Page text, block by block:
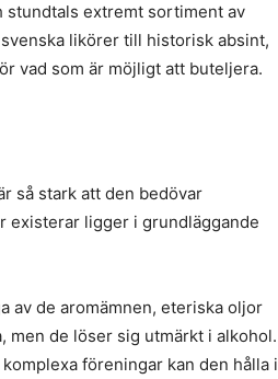
stundtals extremt sortiment av
likörer till historisk absint,
vad som är möjligt att buteljera.
så stark att den bedövar
existerar ligger i grundläggande
av de aromämnen, eteriska oljor
men de löser sig utmärkt i alkohol.
föreningar kan den hålla i